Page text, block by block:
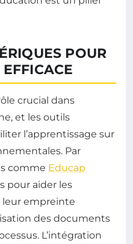
POUR
crucial dans
et les outils
l’apprentissage sur
Par
comme Educap
pour aider les
leur empreinte
des documents
L’intégration